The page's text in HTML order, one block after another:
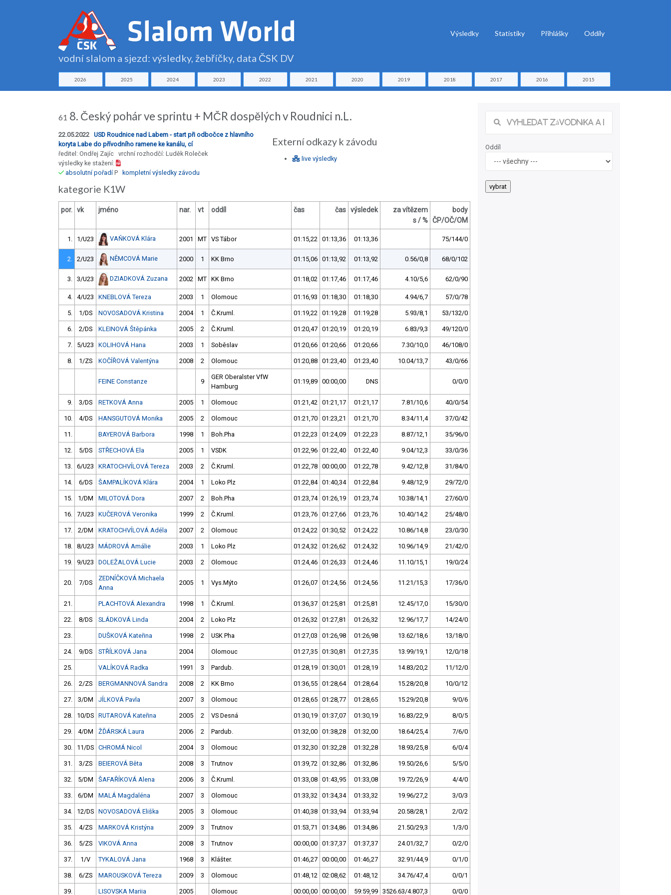
vodní slalom a sjezd: výsledky, žebříčky, data ČSK DV
Výsledky Statistiky Přihlášky Oddíly
2026 2025 2024 2023 2022 2021 2020 2019 2018 2017 2016 2015
61 8. Český pohár ve sprintu + MČR dospělých v Roudnici n.L.
22.05.2022 USD Roudnice nad Labem - start při odbočce z hlavního
koryta Labe do přívodního ramene ke kanálu, cí
ředitel: Ondřej Zajíc vrchní rozhodčí: Luděk Roleček
výsledky ke stažení:
absolutní pořadíP kompletní výsledky závodu
Externí odkazy k závodu
live výsledky
kategorie K1W
por. vk jméno nar. vt oddíl čas čas výsledek
za vítězem
s / %
body
ČP/OČ/OM
1. 1/U23 VAŇKOVÁ Klára 2001 MT VS Tábor 01:15,22 01:13,36 01:13,36 75/144/0
2. 2/U23 NĚMCOVÁ Marie 2000 1 KK Brno 01:15,06 01:13,92 01:13,92 0.56/0,8 68/0/102
3. 3/U23 DZIADKOVÁ Zuzana 2002 MT KK Brno 01:18,02 01:17,46 01:17,46 4.10/5,6 62/0/90
4. 4/U23 KNEBLOVÁ Tereza 2003 1 Olomouc 01:16,93 01:18,30 01:18,30 4.94/6,7 57/0/78
5. 1/DS NOVOSADOVÁ Kristina 2004 1 Č.Kruml. 01:19,22 01:19,28 01:19,28 5.93/8,1 53/132/0
6. 2/DS KLEINOVÁ Štěpánka 2005 2 Č.Kruml. 01:20,47 01:20,19 01:20,19 6.83/9,3 49/120/0
7. 5/U23 KOLIHOVÁ Hana 2003 1 Soběslav 01:20,66 01:20,66 01:20,66 7.30/10,0 46/108/0
8. 1/ZS KOČÍŘOVÁ Valentýna 2008 2 Olomouc 01:20,88 01:23,40 01:23,40 10.04/13,7 43/0/66
FEINE Constanze 9
GER Oberalster VfW
Hamburg
01:19,89 00:00,00 DNS 0/0/0
9. 3/DS RETKOVÁ Anna 2005 1 Olomouc 01:21,42 01:21,17 01:21,17 7.81/10,6 40/0/54
10. 4/DS HANSGUTOVÁ Monika 2005 2 Olomouc 01:21,70 01:23,21 01:21,70 8.34/11,4 37/0/42
11. BAYEROVÁ Barbora 1998 1 Boh.Pha 01:22,23 01:24,09 01:22,23 8.87/12,1 35/96/0
12. 5/DS STŘECHOVÁ Ela 2005 1 VSDK 01:22,96 01:22,40 01:22,40 9.04/12,3 33/0/36
13. 6/U23 KRATOCHVÍLOVÁ Tereza 2003 2 Č.Kruml. 01:22,78 00:00,00 01:22,78 9.42/12,8 31/84/0
14. 6/DS ŠAMPALÍKOVÁ Klára 2004 1 Loko Plz 01:22,84 01:40,34 01:22,84 9.48/12,9 29/72/0
15. 1/DM MILOTOVÁ Dora 2007 2 Boh.Pha 01:23,74 01:26,19 01:23,74 10.38/14,1 27/60/0
16. 7/U23 KUČEROVÁ Veronika 1999 2 Č.Kruml. 01:23,76 01:27,66 01:23,76 10.40/14,2 25/48/0
17. 2/DM KRATOCHVÍLOVÁ Adéla 2007 2 Olomouc 01:24,22 01:30,52 01:24,22 10.86/14,8 23/0/30
18. 8/U23 MÁDROVÁ Amálie 2003 1 Loko Plz 01:24,32 01:26,62 01:24,32 10.96/14,9 21/42/0
19. 9/U23 DOLEŽALOVÁ Lucie 2003 2 Olomouc 01:24,46 01:26,33 01:24,46 11.10/15,1 19/0/24
20. 7/DS
ZEDNÍČKOVÁ Michaela
Anna
2005 1 Vys.Mýto 01:26,07 01:24,56 01:24,56 11.21/15,3 17/36/0
21. PLACHTOVÁ Alexandra 1998 1 Č.Kruml. 01:36,37 01:25,81 01:25,81 12.45/17,0 15/30/0
22. 8/DS SLÁDKOVÁ Linda 2004 2 Loko Plz 01:26,32 01:27,81 01:26,32 12.96/17,7 14/24/0
23. DUŠKOVÁ Kateřina 1998 2 USK Pha 01:27,03 01:26,98 01:26,98 13.62/18,6 13/18/0
24. 9/DS STŘÍLKOVÁ Jana 2004 Olomouc 01:27,35 01:30,81 01:27,35 13.99/19,1 12/0/18
25. VALÍKOVÁ Radka 1991 3 Pardub. 01:28,19 01:30,01 01:28,19 14.83/20,2 11/12/0
26. 2/ZS BERGMANNOVÁ Sandra 2008 2 KK Brno 01:36,55 01:28,64 01:28,64 15.28/20,8 10/0/12
27. 3/DM JÍLKOVÁ Pavla 2007 3 Olomouc 01:28,65 01:28,77 01:28,65 15.29/20,8 9/0/6
28. 10/DS RUTAROVÁ Kateřina 2005 2 VS Desná 01:30,19 01:37,07 01:30,19 16.83/22,9 8/0/5
29. 4/DM ŽĎÁRSKÁ Laura 2006 2 Pardub. 01:32,00 01:38,28 01:32,00 18.64/25,4 7/6/0
30. 11/DS CHROMÁ Nicol 2004 3 Olomouc 01:32,30 01:32,28 01:32,28 18.93/25,8 6/0/4
31. 3/ZS BEIEROVÁ Běta 2008 3 Trutnov 01:39,72 01:32,86 01:32,86 19.50/26,6 5/5/0
32. 5/DM ŠAFAŘÍKOVÁ Alena 2006 3 Č.Kruml. 01:33,08 01:43,95 01:33,08 19.72/26,9 4/4/0
33. 6/DM MALÁ Magdaléna 2007 3 Olomouc 01:33,32 01:34,34 01:33,32 19.96/27,2 3/0/3
34. 12/DS NOVOSADOVÁ Eliška 2005 3 Olomouc 01:40,38 01:33,94 01:33,94 20.58/28,1 2/0/2
35. 4/ZS MARKOVÁ Kristýna 2009 3 Trutnov 01:53,71 01:34,86 01:34,86 21.50/29,3 1/3/0
36. 5/ZS VIKOVÁ Anna 2008 3 Trutnov 00:00,00 01:37,37 01:37,37 24.01/32,7 0/2/0
37. 1/V TYKALOVÁ Jana 1968 3 Klášter. 01:46,27 00:00,00 01:46,27 32.91/44,9 0/1/0
38. 6/ZS MAROUSKOVÁ Tereza 2009 3 Olomouc 01:48,12 02:08,62 01:48,12 34.76/47,4 0/0/1
39. LISOVSKA Mariia 2005 Olomouc 00:00,00 00:00,00 59:59,99 3526.63/4.807,3 0/0/0
Oddíl